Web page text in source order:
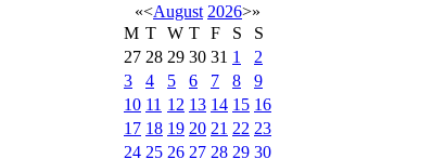
«<August 2026>»
M T W T F S
S
27 28 29 30 31 1
2
3
4 5 6 7 8
9
10 11 12 13 14 15 16
17 18 19 20 21 22 23
24 25 26 27 28 29 30